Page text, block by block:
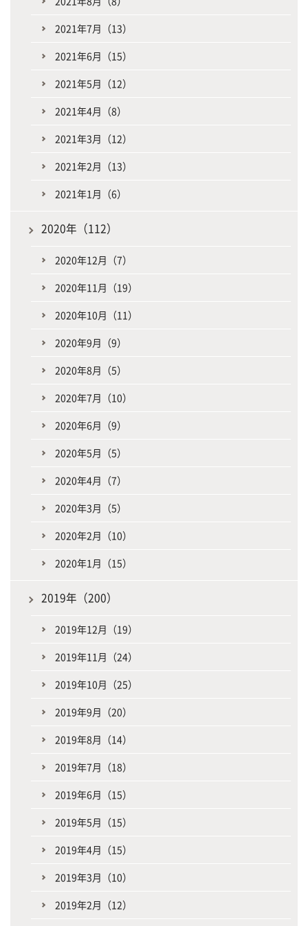
2021年7月（13）
2021年6月（15）
2021年5月（12）
2021年4月（8）
2021年3月（12）
2021年2月（13）
2021年1月（6）
2020年（112）
2020年12月（7）
2020年11月（19）
2020年10月（11）
2020年9月（9）
2020年8月（5）
2020年7月（10）
2020年6月（9）
2020年5月（5）
2020年4月（7）
2020年3月（5）
2020年2月（10）
2020年1月（15）
2019年（200）
2019年12月（19）
2019年11月（24）
2019年10月（25）
2019年9月（20）
2019年8月（14）
2019年7月（18）
2019年6月（15）
2019年5月（15）
2019年4月（15）
2019年3月（10）
2019年2月（12）